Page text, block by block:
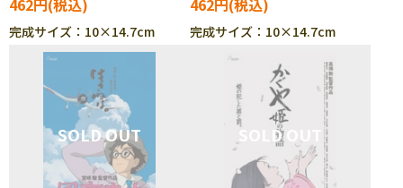
462円
完成サイズ：10×14.7cm
462円
完成サイズ：10×14.7cm